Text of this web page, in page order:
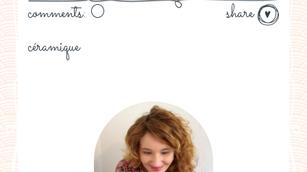
share
comments: 0
céramique